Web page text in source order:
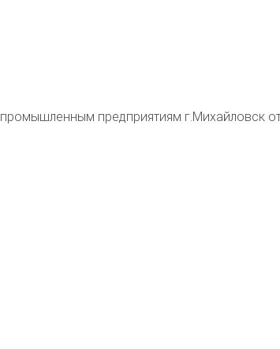
промышленным предприятиям г. Михайловск